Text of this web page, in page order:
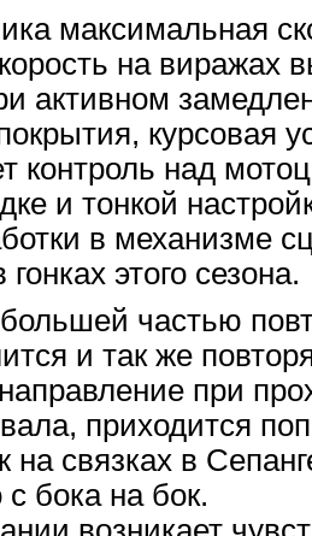
максимальная
на виражах
активном
курсовая
контроль над
и тонкой
в механизме
этого сезона.
частью
и так же
при
приходится
на связках в
с бока на бок.